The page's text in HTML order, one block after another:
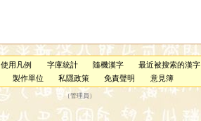
使用凡例 字庫統計 隨機漢字
最近被搜索的漢字
製作單位 私隱政策 免責聲明 意見簿
（管理員 ）